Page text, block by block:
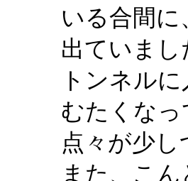
いる合間
出ていま
トンネル
むたくな
点々が少
また、こ